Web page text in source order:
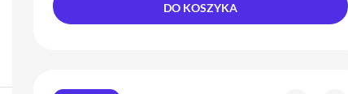
DO KOSZYKA